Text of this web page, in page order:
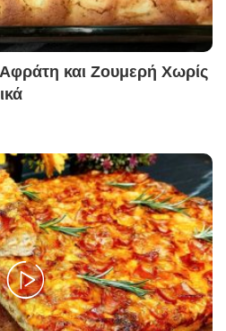
και Ζουμερή Χωρίς